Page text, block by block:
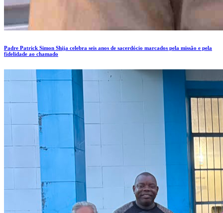
Padre Patrick Simon Shija celebra seis anos de sacerdócio marcados pela missão e pela
fidelidade ao chamado